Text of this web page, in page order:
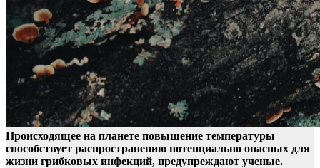
Происходящее на планете повышение температуры
способствует распространению потенциально опасных для
жизни грибковых инфекций, предупреждают ученые.